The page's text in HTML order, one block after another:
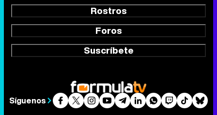
Rostros
Foros
Suscríbete
Síguenos